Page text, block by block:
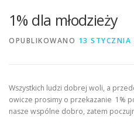
1% dla młodzieży
OPUBLIKOWANO 13 STYCZNIA
Wszystkich ludzi dobrej woli, a
owicze prosimy o przekazanie 1%
nasze wspólne dobro, zatem